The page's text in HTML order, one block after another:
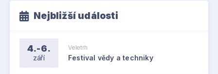
Nejbližší události
4.-6.
září
Veletrh
Festival vědy a techniky